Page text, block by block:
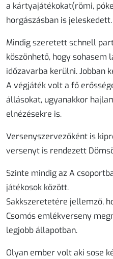
a kártyajátékokat(römi,
horgászásban is jeleskedett.
Mindig szeretett schnell
köszönhető, hogy
időzavarba kerülni. Jobban
A végjáték volt a fő
állásokat, ugyanakkor
elnézésekre is.
Versenyszervezőként is
versenyt is rendezett
Szinte mindig az A
játékosok között.
Sakkszeretetére jellemző,
Csomós emlékverseny
legjobb állapotban.
Olyan ember volt aki sose